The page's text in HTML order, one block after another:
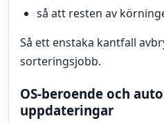
så att resten av
Så ett enstaka kantfall
sorteringsjobb.
OS-beroende och
uppdateringar